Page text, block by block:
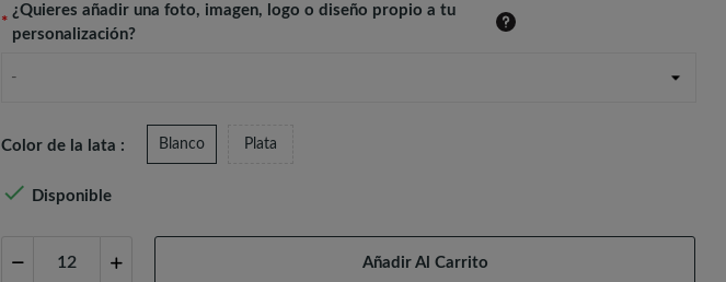
*
¿Quieres añadir una foto, imagen, logo o diseño propio a tu
personalización?
-
Color de la lata : Blanco Plata
 Disponible
Añadir Al Carrito